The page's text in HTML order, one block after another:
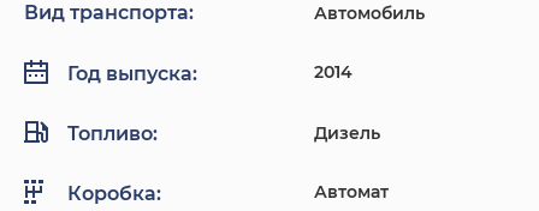
Вид транспорта: Автомобиль
Год выпуска: 2014
Топливо: Дизель
Коробка: Автомат